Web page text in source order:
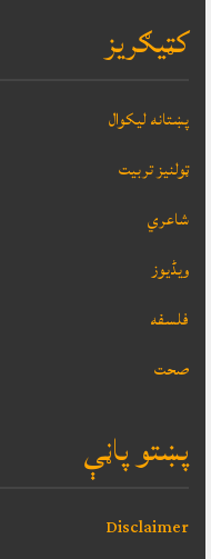
کټيګريز
پښتانه ليکوال
ټولنيز تربيت
شاعري
ویڈیوز
فلسفه
صحت
پښتو پاڼې
Disclaimer